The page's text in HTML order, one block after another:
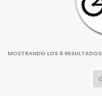
MOSTRANDO LOS 6 RESULTADOS